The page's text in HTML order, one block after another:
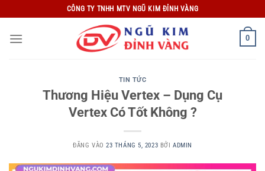
qua
nội
CÔNG TY TNHH MTV NGŨ KIM ĐỈNH VÀNG
0
TIN TỨC
Thương Hiệu Vertex – Dụng Cụ
Vertex Có Tốt Không ?
ĐĂNG VÀO23 THÁNG 5, 2023 BỞI ADMIN